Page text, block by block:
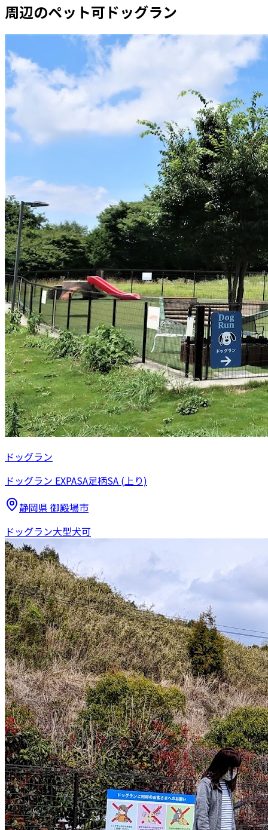
周辺のペット可ドッグラン
ドッグラン
ドッグラン EXPASA足柄SA (上り)
静岡県 御殿場市
ドッグラン大型犬可